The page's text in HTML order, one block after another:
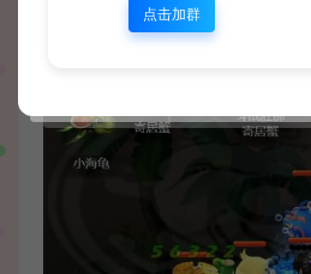
点击加群